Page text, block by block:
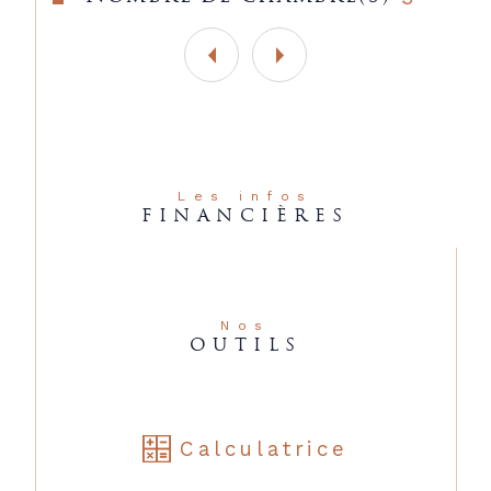
Les infos
FINANCIÈRES
Nos
OUTILS
Calculatrice